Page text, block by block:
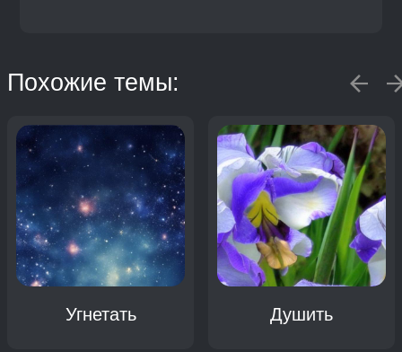
Похожие темы:
Угнетать Душить